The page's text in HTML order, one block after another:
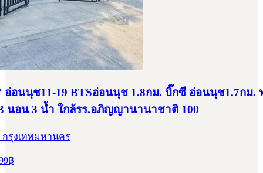
อ่อนนุช11-19 BTSอ่อนนุช 1.8กม. บิ๊กซี อ่อนนุช1.7กม.
นอน 3 น้ำ ใกล้รร.อภิญญานานาชาติ 100
กรุงเทพมหานคร
฿